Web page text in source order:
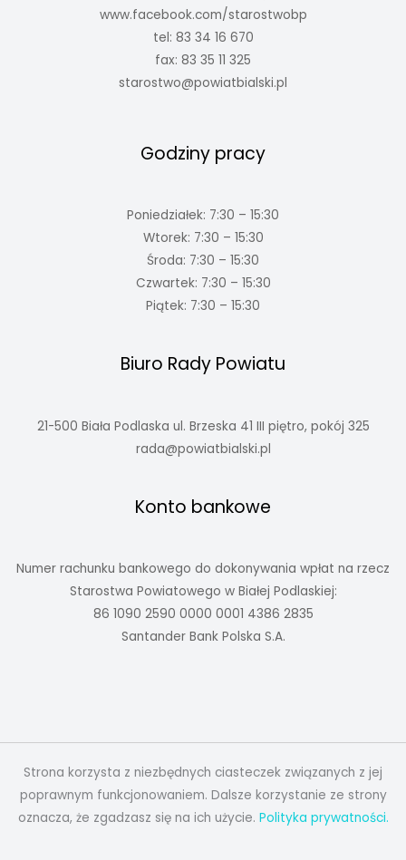
www.facebook.com/starostwobp
tel: 83 34 16 670
fax: 83 35 11 325
starostwo@powiatbialski.pl
Godziny pracy
Poniedziałek: 7:30 – 15:30
Wtorek: 7:30 – 15:30
Środa: 7:30 – 15:30
Czwartek: 7:30 – 15:30
Piątek: 7:30 – 15:30
Biuro Rady Powiatu
21-500 Biała Podlaska ul. Brzeska 41 III piętro, pokój 325
rada@powiatbialski.pl
Konto bankowe
Numer rachunku bankowego do dokonywania wpłat na rzecz
Starostwa Powiatowego w Białej Podlaskiej:
86 1090 2590 0000 0001 4386 2835
Santander Bank Polska S.A.
Strona korzysta z niezbędnych ciasteczek związanych z jej
poprawnym funkcjonowaniem. Dalsze korzystanie ze strony
oznacza, że zgadzasz się na ich użycie. Polityka prywatności.